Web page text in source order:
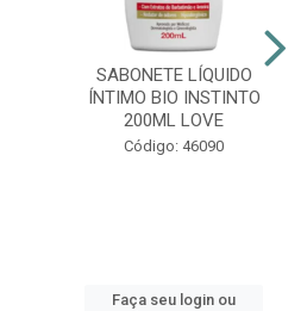
SABONETE LÍQUIDO
ÍNTIMO BIO INSTINTO
200ML LOVE
Código: 46090
Faça seu login ou